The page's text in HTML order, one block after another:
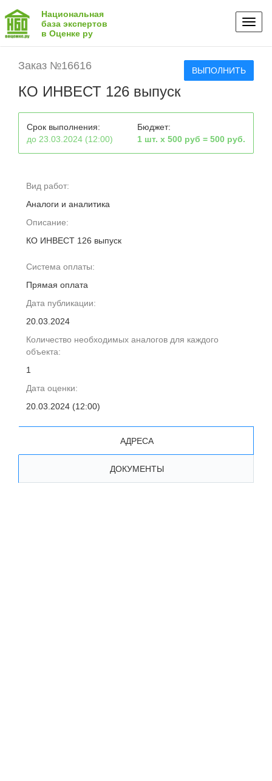
Национальная
база экспертов
в Оценке ру
Заказ №16616 ВЫПОЛНИТЬ
КО ИНВЕСТ 126 выпуск
Срок выполнения:
до 23.03.2024 (12:00)
Бюджет:
1 шт. х 500 руб = 500 руб.
Вид работ:
Аналоги и аналитика
Описание:
КО ИНВЕСТ 126 выпуск
Система оплаты:
Прямая оплата
Дата публикации:
20.03.2024
Количество необходимых аналогов для каждого
объекта:
1
Дата оценки:
20.03.2024 (12:00)
АДРЕСА
ДОКУМЕНТЫ